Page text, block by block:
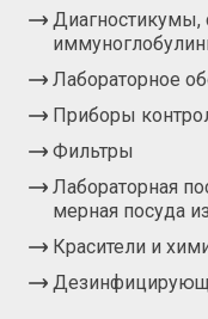
Диагностикумы,
Лабораторное
Приборы
Фильтры
Лабораторная
мерная посуда
Красители и